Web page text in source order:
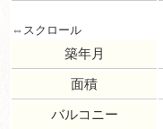
築年月
面積
バルコニー